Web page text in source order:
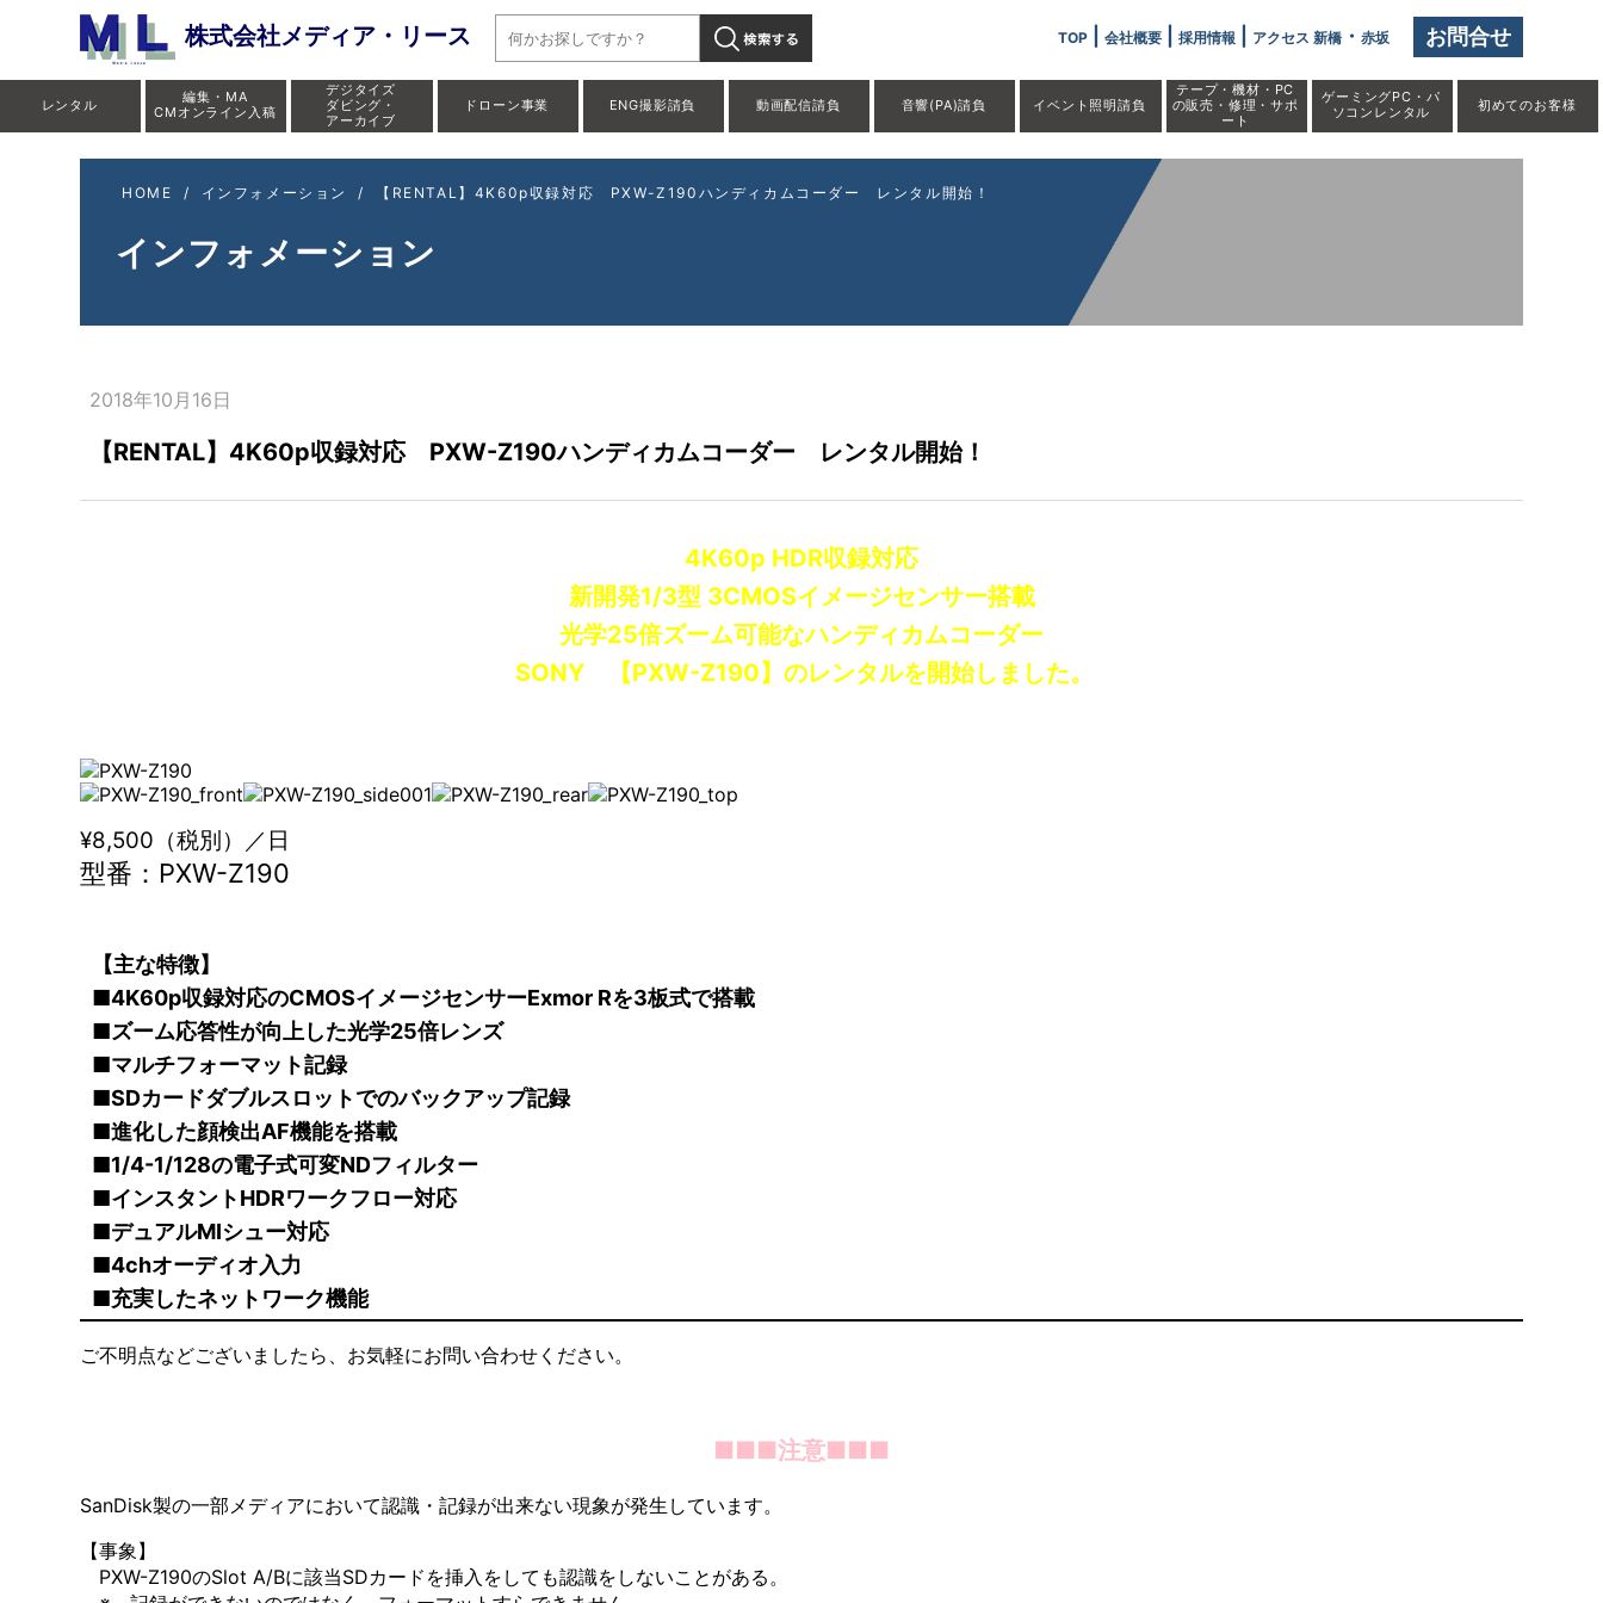
株式会社メディア・リース お問合せ
TOP| 会社概要| 採用情報 アクセス 新橋・ 赤坂
レンタル
編集・MA
CMオンライン入稿
デジタイズ
ダビング・
アーカイブ
ドローン事業 ENG撮影請負 動画配信請負 音響(PA)請負 イベント照明請負
テープ・機材・PC
の販売・修理・サポ
ート
ゲーミングPC・パ
ソコンレンタル
初めてのお客様
HOME / インフォメーション / 【RENTAL】4K60p収録対応 PXW-Z190ハンディカムコーダー レンタル開始！
インフォメーション
2018年10月16日
【RENTAL】4K60p収録対応 PXW-Z190ハンディカムコーダー レンタル開始！
4K60p HDR収録対応
新開発1/3型 3CMOSイメージセンサー搭載
光学25倍ズーム可能なハンディカムコーダー
SONY 【PXW-Z190】のレンタルを開始しました。
¥8,500（税別）／日
型番：PXW-Z190
【主な特徴】
■4K60p収録対応のCMOSイメージセンサーExmor Rを3板式で搭載
■ズーム応答性が向上した光学25倍レンズ
■マルチフォーマット記録
■SDカードダブルスロットでのバックアップ記録
■進化した顔検出AF機能を搭載
■1/4-1/128の電子式可変NDフィルター
■インスタントHDRワークフロー対応
■デュアルMIシュー対応
■4chオーディオ入力
■充実したネットワーク機能
ご不明点などございましたら、お気軽にお問い合わせください。
■■■注意■■■
SanDisk製の一部メディアにおいて認識・記録が出来ない現象が発生しています。
【事象】
PXW-Z190のSlot A/Bに該当SDカードを挿入をしても認識をしないことがある。